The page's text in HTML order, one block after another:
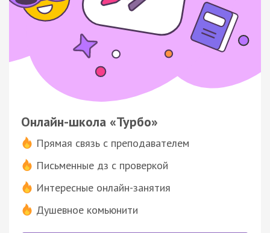
Онлайн-школа «Турбо»
Прямая связь с преподавателем
Письменные дз с проверкой
Интересные онлайн-занятия
Душевное комьюнити